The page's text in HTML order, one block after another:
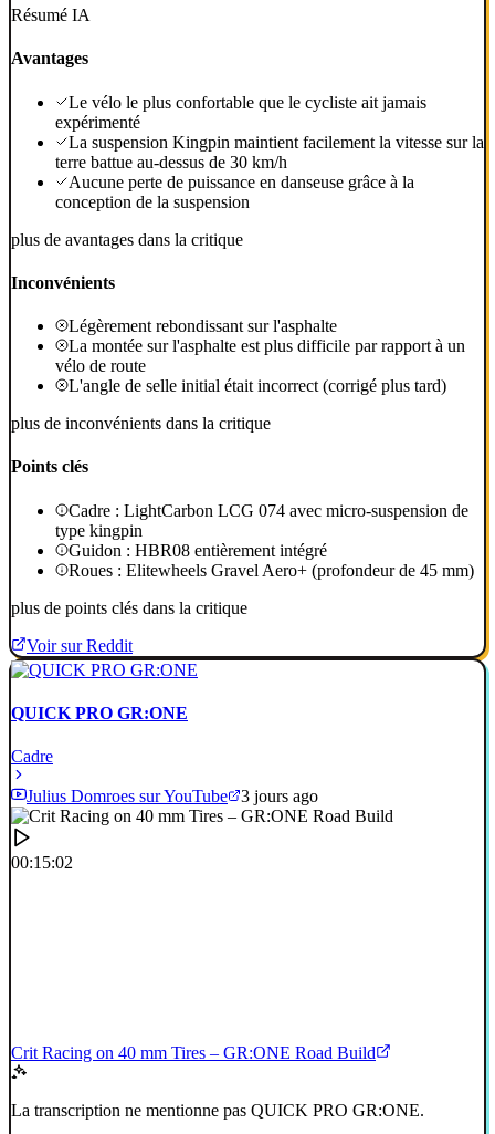
Résumé IA
Avantages
Le vélo le plus confortable que le cycliste ait jamais
expérimenté
La suspension Kingpin maintient facilement la vitesse sur la
terre battue au-dessus de 30 km/h
Aucune perte de puissance en danseuse grâce à la
conception de la suspension
plus de avantages dans la critique
Inconvénients
Légèrement rebondissant sur l'asphalte
La montée sur l'asphalte est plus difficile par rapport à un
vélo de route
L'angle de selle initial était incorrect (corrigé plus tard)
plus de inconvénients dans la critique
Points clés
Cadre : LightCarbon LCG 074 avec micro-suspension de
type kingpin
Guidon : HBR08 entièrement intégré
Roues : Elitewheels Gravel Aero+ (profondeur de 45 mm)
plus de points clés dans la critique
Voir sur Reddit
QUICK PRO GR:ONE
Cadre
Julius Domroes sur YouTube 3 jours ago
00:15:02
Crit Racing on 40 mm Tires – GR:ONE Road Build
La transcription ne mentionne pas QUICK PRO GR:ONE.